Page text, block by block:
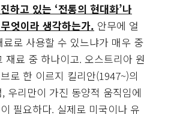
하고 있는 ‘전통의 현대화’나
엇이라 생각하는가. 안무에 얼
로 사용할 수 있느냐가 매우 중
재료 중 하나이고. 오스트리아 원
로 한 이르지 킬리안(1947~)의
, 우리만이 가진 동양적 움직임에
필요하다. 실제로 미국이나 유